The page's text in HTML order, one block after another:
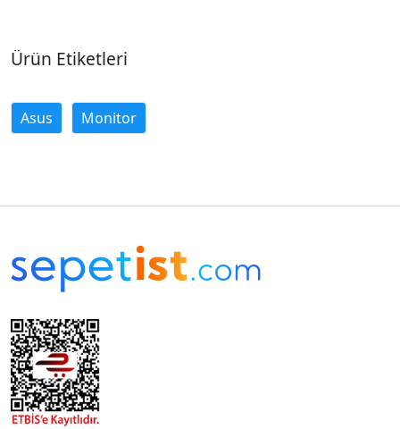
Ürün Etiketleri
Asus Monitor